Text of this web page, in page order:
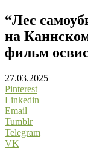
“Лес
на
фильм
27.03.2025
Pinterest
Linkedin
Email
Tumblr
Telegram
VK